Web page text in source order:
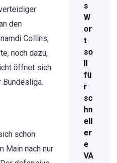
den
Collins,
noch dazu,
öffnet sich
Bundesliga.
schon
Main nach nur
s
W
or
t
so
fü
r
sc
hn
ell
er
e
VA